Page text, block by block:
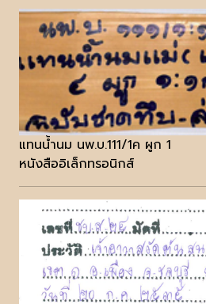
แทนน้ำนม นพ.บ.111/1ค ผูก 1
หนังสืออิเล็กทรอนิกส์